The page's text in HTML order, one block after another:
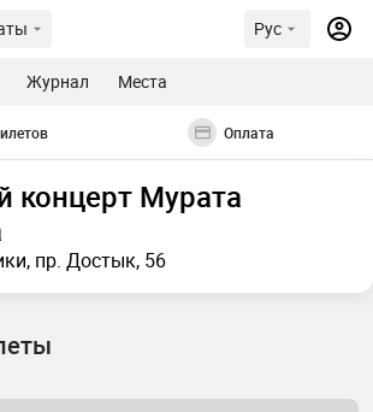
Рус
Журнал Места
Оплата
концерт Мурата
пр. Достык, 56